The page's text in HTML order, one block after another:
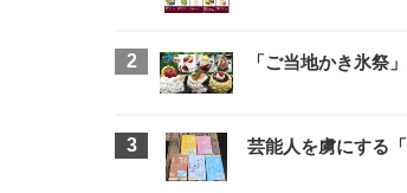
「ご当地かき氷祭
芸能人を虜にする